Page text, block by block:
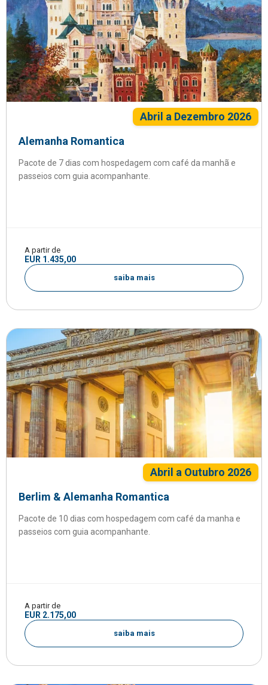
Abril a Dezembro 2026
Alemanha Romantica
Pacote de 7 dias com hospedagem com café da manhã e
passeios com guia acompanhante.
A partir de
EUR 1.435,00
saiba mais
Abril a Outubro 2026
Berlim & Alemanha Romantica
Pacote de 10 dias com hospedagem com café da manha e
passeios com guia acompanhante.
A partir de
EUR 2.175,00
saiba mais